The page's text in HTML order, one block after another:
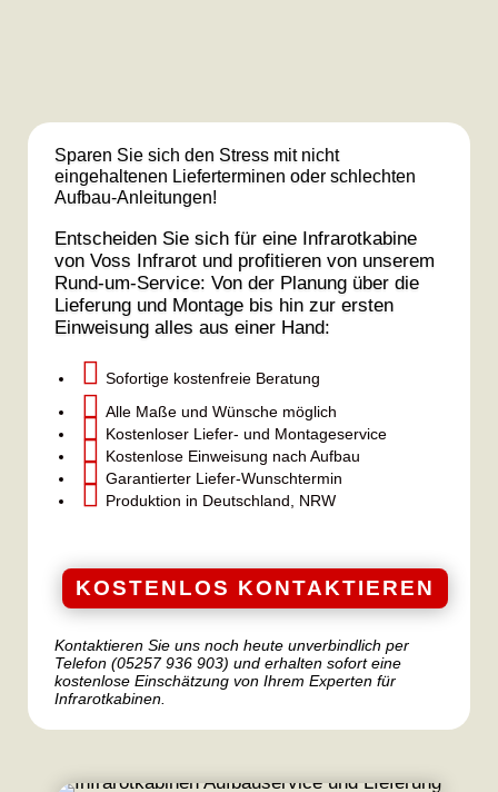
Sparen Sie sich den Stress mit nicht
eingehaltenen Lieferterminen oder schlechten
Aufbau-Anleitungen!
Entscheiden Sie sich für eine Infrarotkabine
von Voss Infrarot und profitieren von unserem
Rund-um-Service: Von der Planung über die
Lieferung und Montage bis hin zur ersten
Einweisung alles aus einer Hand:
 Sofortige kostenfreie Beratung
 Alle Maße und Wünsche möglich
 Kostenloser Liefer- und Montageservice
 Kostenlose Einweisung nach Aufbau
 Garantierter Liefer-Wunschtermin
 Produktion in Deutschland, NRW
KOSTENLOS KONTAKTIEREN
Kontaktieren Sie uns noch heute unverbindlich per
Telefon (05257 936 903) und erhalten sofort eine
kostenlose Einschätzung von Ihrem Experten für
Infrarotkabinen.